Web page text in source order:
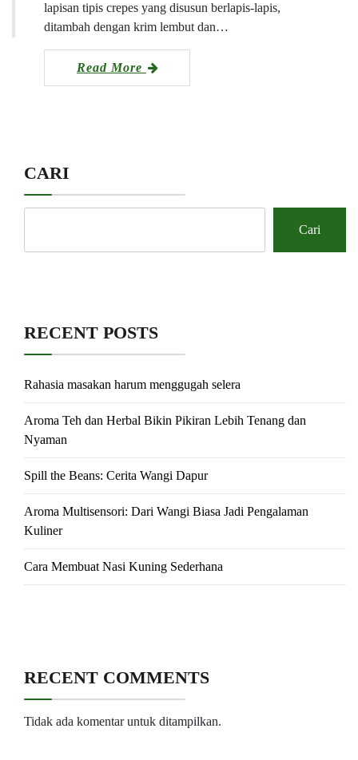
lapisan tipis crepes yang disusun berlapis-lapis,
ditambah dengan krim lembut dan…
Read More
CARI
Cari
RECENT POSTS
Rahasia masakan harum menggugah selera
Aroma Teh dan Herbal Bikin Pikiran Lebih Tenang dan
Nyaman
Spill the Beans: Cerita Wangi Dapur
Aroma Multisensori: Dari Wangi Biasa Jadi Pengalaman
Kuliner
Cara Membuat Nasi Kuning Sederhana
RECENT COMMENTS
Tidak ada komentar untuk ditampilkan.